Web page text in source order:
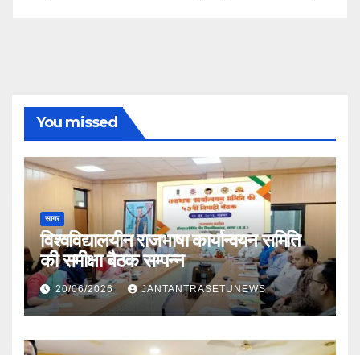
You missed
सागर
विश्वविद्यालयीन राजभाषा कार्यान्वयन समिति
की समीक्षा बैठक सम्पन्न
20/06/2026 JANTANTRASETUNEWS